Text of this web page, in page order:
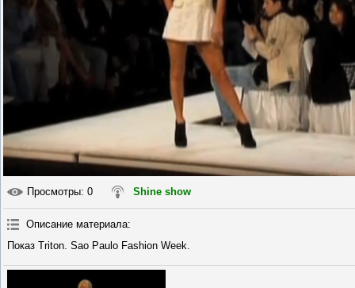
Просмотры: 0 Shine show
Описание материала:
Показ Triton. Sao Paulo Fashion Week.